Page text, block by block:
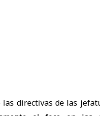
las directivas de las